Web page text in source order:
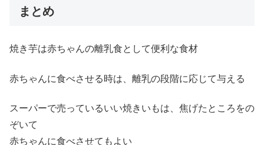
まとめ
焼き芋は赤ちゃんの離乳食として便利な食材
赤ちゃんに食べさせる時は、離乳の段階に応じて与える
スーパーで売っているいい焼きいもは、焦げたところをの
ぞいて
赤ちゃんに食べさせてもよい